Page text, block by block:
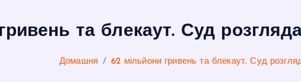
та блекаут. Суд
Домашня 62 мільйони гривень та блекаут. Суд